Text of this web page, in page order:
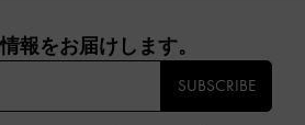
報をお届けします。​
SUBSCRIBE